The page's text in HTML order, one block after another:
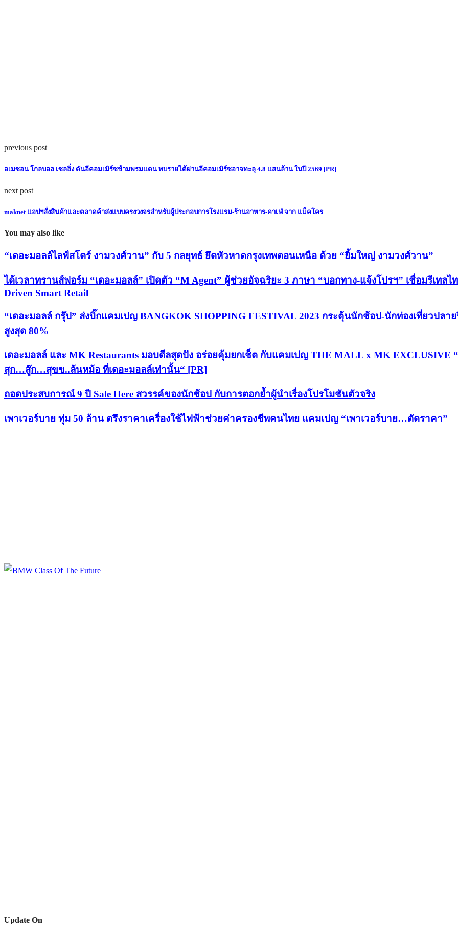
previous post
อเมซอน โกลบอล เซลลิ่ง ดันอีคอมเมิร์ซข้ามพรมแดน พบรายได้ผ่านอีคอมเมิร์ซอาจทะลุ 4.8 แสนล้าน ในปี 2569 [PR]
next post
maknet แอปฯสั่งสินค้าและตลาดค้าส่งแบบครงวงจรสำหรับผู้ประกอบการโรงแรม-ร้านอาหาร-คาเฟ่ จาก แม็คโคร
You may also like
“เดอะมอลล์ไลฟ์สโตร์ งามวงศ์วาน” กับ 5 กลยุทธ์ ยึดหัวหาดกรุงเทพตอนเหนือ ด้วย “ยิ้มใหญ่ งามวงศ์วาน”
ได้เวลาทรานส์ฟอร์ม “เดอะมอลล์” เปิดตัว “M Agent” ผู้ช่วยอัจฉริยะ 3 ภาษา “บอกทาง-แจ้งโปรฯ” เชื่อมรีเทลไ
Driven Smart Retail
“เดอะมอลล์ กรุ๊ป” ส่งบิ๊กแคมเปญ BANGKOK SHOPPING FESTIVAL 2023 กระตุ้นนักช้อป-นักท่องเที่ยวปลา
สูงสุด 80%
เดอะมอลล์ และ MK Restaurants มอบดีลสุดปัง อร่อยคุ้มยกเช็ต กับแคมเปญ THE MALL x MK EXCLUSIVE
สุก…สู๊ก…สุขข..ล้นหม้อ ที่เดอะมอลล์เท่านั้น“ [PR]
ถอดประสบการณ์ 9 ปี Sale Here สวรรค์ของนักช้อป กับการตอกย้ำผู้นำเรื่องโปรโมชันตัวจริง
เพาเวอร์บาย ทุ่ม 50 ล้าน ตรึงราคาเครื่องใช้ไฟฟ้าช่วยค่าครองชีพคนไทย แคมเปญ “เพาเวอร์บาย…ตัดราคา”
Update On